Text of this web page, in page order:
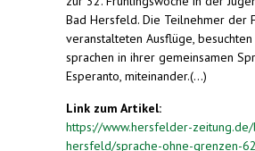
Bad Hersfeld. Die Teilnehmer der
veranstalteten Ausflüge, besuchten
sprachen in ihrer gemeinsamen
Esperanto, miteinander.(...)
Link zum Artikel:
https://www.hersfelder-
hersfeld/sprache-ohne-grenzen-